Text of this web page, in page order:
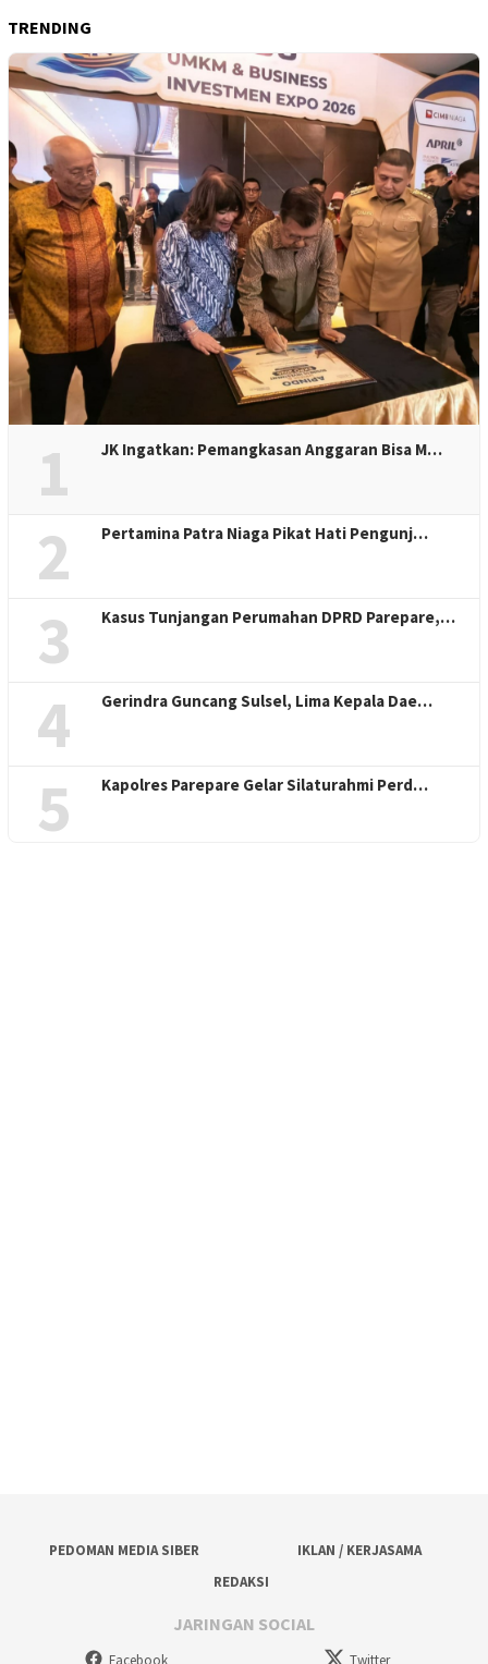
TRENDING
1 JK Ingatkan: Pemangkasan Anggaran Bisa M…
2 Pertamina Patra Niaga Pikat Hati Pengunj…
3 Kasus Tunjangan Perumahan DPRD Parepare,…
4 Gerindra Guncang Sulsel, Lima Kepala Dae…
5 Kapolres Parepare Gelar Silaturahmi Perd…
PEDOMAN MEDIA SIBER
IKLAN / KERJASAMA
REDAKSI
JARINGAN SOCIAL
Facebook Twitter